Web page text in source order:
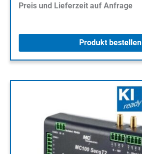
Preis und Lieferzeit auf Anfrage
Produkt bestellen